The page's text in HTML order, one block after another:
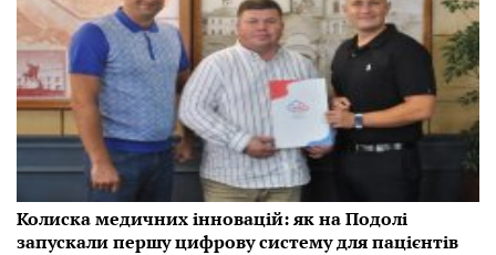
Колиска медичних інновацій: як на Подолі
запускали першу цифрову систему для пацієнтів